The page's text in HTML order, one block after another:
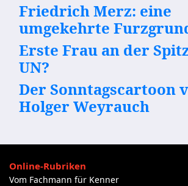
Friedrich Merz: eine
umgekehrte
Erste Frau an der
UN?
Der Sonntagscartoon
Holger Weyrauch
Online-Rubriken
Vom Fachmann für Kenner